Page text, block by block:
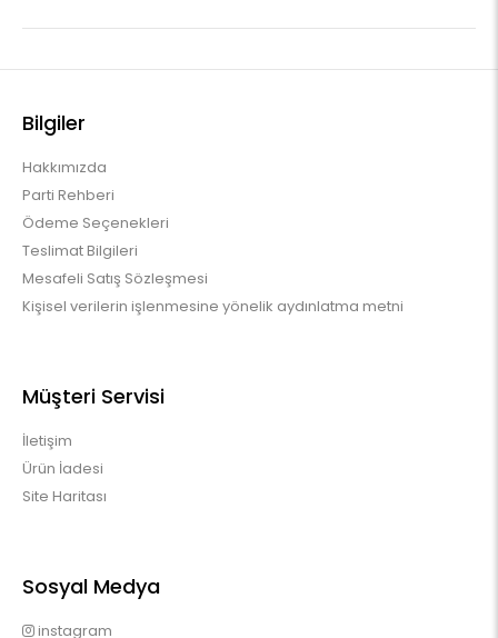
Bilgiler
Hakkımızda
Parti Rehberi
Ödeme Seçenekleri
Teslimat Bilgileri
Mesafeli Satış Sözleşmesi
Kişisel verilerin işlenmesine yönelik aydınlatma metni
Müşteri Servisi
İletişim
Ürün İadesi
Site Haritası
Sosyal Medya
instagram